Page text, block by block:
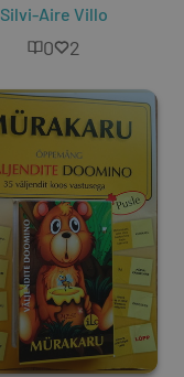
Silvi-Aire Villo
0 2